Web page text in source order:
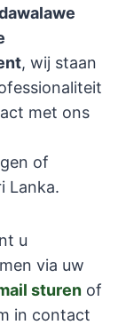
, wij staan
met ons
of
Lanka.
u
via uw
sturen of
in contact